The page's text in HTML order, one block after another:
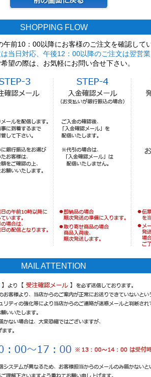
SHOPPING FLOW
前10：00以降にお客様のご注文を確認してい
当日対応、午後12：00以降のご注文は翌営
望の際は、お気軽にお問い合せ下さい。
MAIL ATTENTION